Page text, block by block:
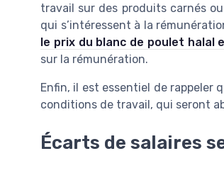
travail sur des produits carnés
qui s’intéressent à la
le prix du blanc de poulet halal
sur la rémunération.
Enfin, il est essentiel de rappeler
conditions de travail, qui seront
Écarts de salaires